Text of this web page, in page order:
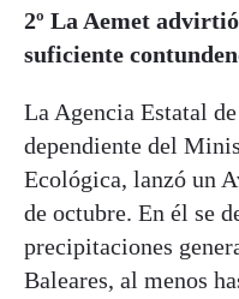
2º La Aemet
suficiente
La Agencia Estatal
dependiente del
Ecológica, lanzó un
de octubre. En él se
precipitaciones
Baleares, al menos